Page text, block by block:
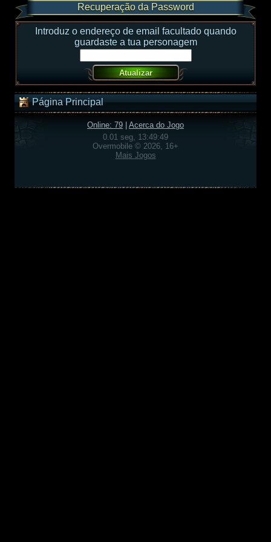
Recuperação da Password
Introduz o endereço de email facultado quando
guardaste a tua personagem
Página Principal
Online: 79
Acerca do Jogo
0.01 seg, 13:49:49
Overmobile © 2026, 16+
Mais Jogos